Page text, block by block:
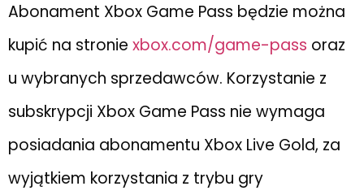
Abonament Xbox Game Pass będzie można
kupić na stronie xbox.com/game-pass oraz
u wybranych sprzedawców. Korzystanie z
subskrypcji Xbox Game Pass nie wymaga
posiadania abonamentu Xbox Live Gold, za
wyjątkiem korzystania z trybu gry